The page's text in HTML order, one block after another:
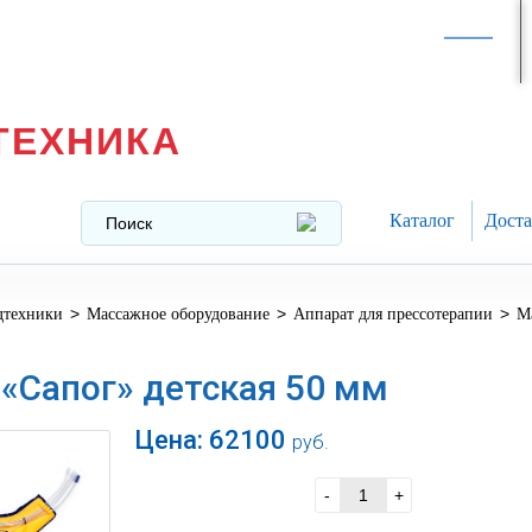
Каталог
> Массажное оборудование > Аппарат для прессотерапии >
детская 50 мм
Цена: 62100 руб.
- +